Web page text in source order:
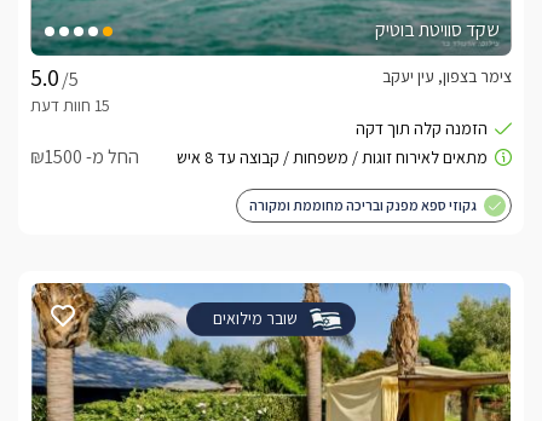
שקד סוויטת בוטיק
/5
צימר בצפון, עין יעקב
החל מ- ₪1500
גקוזי ספא מפנק ובריכה מחוממת ומקורה
שובר מילואים